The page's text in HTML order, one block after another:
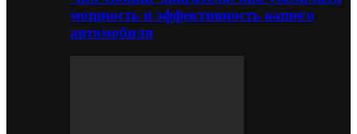
мощность и эффективность вашего
автомобиля